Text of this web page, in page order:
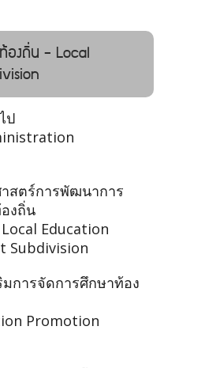
องถิ่น - Local
ป
สตร์การพัฒนาการ
งถิ่น
Education
Subdivision
มการจัดการศึกษาท้อง
Promotion